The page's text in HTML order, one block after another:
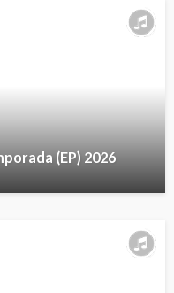
(EP) 2026